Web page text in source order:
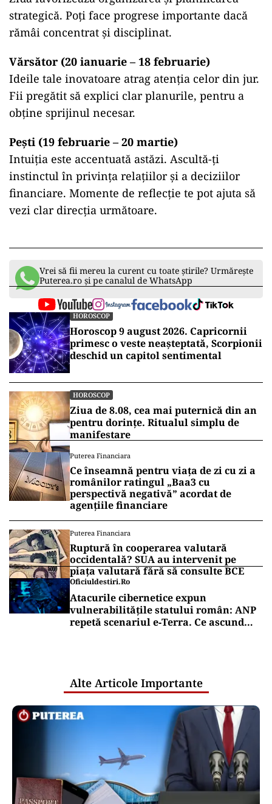
strategică. Poți face progrese importante dacă
rămâi concentrat și disciplinat.
Vărsător (20 ianuarie – 18 februarie)
Ideile tale inovatoare atrag atenția celor din jur.
Fii pregătit să explici clar planurile, pentru a
obține sprijinul necesar.
Pești (19 februarie – 20 martie)
Intuiția este accentuată astăzi. Ascultă-ți
instinctul în privința relațiilor și a deciziilor
financiare. Momente de reflecție te pot ajuta să
vezi clar direcția următoare.
Vrei să fii mereu la curent cu toate știrile? Urmărește
Puterea.ro și pe canalul de WhatsApp
HOROSCOP
Horoscop 9 august 2026. Capricornii
primesc o veste neașteptată, Scorpionii
deschid un capitol sentimental
HOROSCOP
Ziua de 8.08, cea mai puternică din an
pentru dorințe. Ritualul simplu de
manifestare
Puterea Financiara
Ce înseamnă pentru viața de zi cu zi a
românilor ratingul „Baa3 cu
perspectivă negativă” acordat de
agențiile financiare
Puterea Financiara
Ruptură în cooperarea valutară
occidentală? SUA au intervenit pe
piața valutară fără să consulte BCE
Oficiuldestiri.ro
Atacurile cibernetice expun
vulnerabilitățile statului român: ANP
repetă scenariul e‑Terra. Ce ascund
Alte Articole Importante